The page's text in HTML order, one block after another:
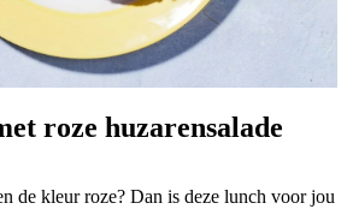
roze huzarensalade
de kleur roze? Dan is deze lunch voor jou